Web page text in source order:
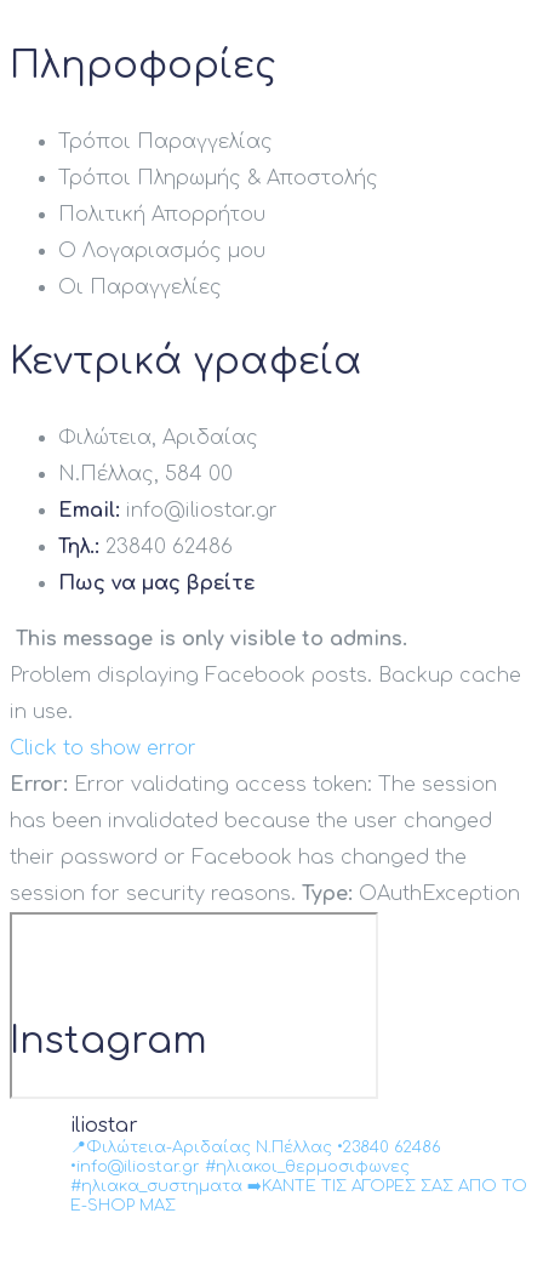
Πληροφορίες
Τρόποι Παραγγελίας
Τρόποι Πληρωμής & Αποστολής
Πολιτική Απορρήτου
Ο Λογαριασμός μου
Οι Παραγγελίες
Κεντρικά γραφεία
Φιλώτεια, Αριδαίας
Ν.Πέλλας, 584 00
Email: info@iliostar.gr
Τηλ.: 23840 62486
Πως να μας βρείτε
This message is only visible to admins.
Problem displaying Facebook posts. Backup cache
in use.
Click to show error
Error: Error validating access token: The session
has been invalidated because the user changed
their password or Facebook has changed the
session for security reasons. Type: OAuthException
Instagram
iliostar
📍Φιλώτεια-Αριδαίας Ν.Πέλλας •23840 62486
•info@iliostar.gr #ηλιακοι_θερμοσιφωνες
#ηλιακα_συστηματα ➡️ΚΑΝΤΕ ΤΙΣ ΑΓΟΡΕΣ ΣΑΣ ΑΠΟ ΤΟ
E-SHOP ΜΑΣ